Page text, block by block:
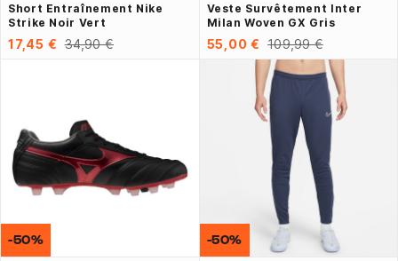
Short Entraînement Nike
Strike Noir Vert
17,45 € 34,90 €
Veste Survêtement Inter
Milan Woven GX Gris
55,00 € 109,99 €
-50% -50%